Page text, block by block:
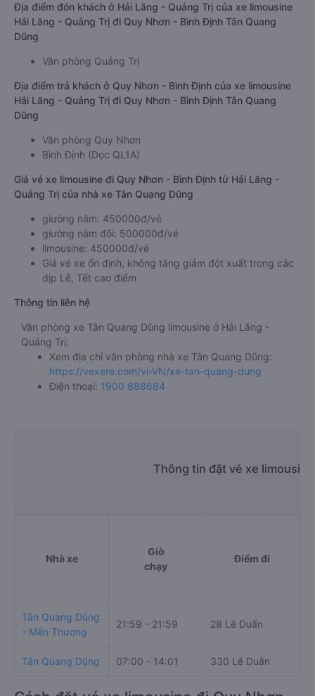
Địa điểm đón khách ở Hải Lăng - Quảng Trị của xe limousine
Hải Lăng - Quảng Trị đi Quy Nhơn - Bình Định Tân Quang
Dũng
Văn phòng Quảng Trị
Địa điểm trả khách ở Quy Nhơn - Bình Định của xe limousine
Hải Lăng - Quảng Trị đi Quy Nhơn - Bình Định Tân Quang
Dũng
Văn phòng Quy Nhơn
Bình Định (Dọc QL1A)
Giá vé xe limousine đi Quy Nhơn - Bình Định từ Hải Lăng -
Quảng Trị của nhà xe Tân Quang Dũng
giường nằm: 450000đ/vé
giường nằm đôi: 500000đ/vé
limousine: 450000đ/vé
Giá vé xe ổn định, không tăng giảm đột xuất trong các
dịp Lễ, Tết cao điểm
Thông tin liên hệ
Văn phòng xe Tân Quang Dũng limousine ở Hải Lăng -
Quảng Trị:
Xem địa chỉ văn phòng nhà xe Tân Quang Dũng:
https://vexere.com/vi-VN/xe-tan-quang-dung
Điện thoại: 1900 888684
Thông tin đặt vé xe
Nhà xe
Giờ
chạy
Điểm đi
Tân Quang Dũng
- Mến Thương
21:59 - 21:59 28 Lê Duẩn
Tân Quang Dũng 07:00 - 14:01 330 Lê Duẫn